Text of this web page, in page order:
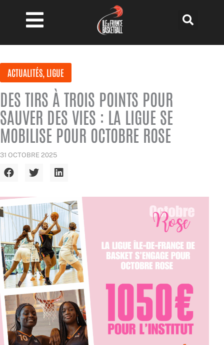
contenu
ACTUALITÉS, LIGUE
DES TIRS À TROIS POINTS POUR
SAUVER DES VIES : LA LIGUE SE
MOBILISE POUR OCTOBRE ROSE
31 OCTOBRE 2025